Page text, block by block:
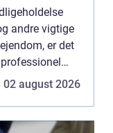
andre vigtige
er det
02 august 2026